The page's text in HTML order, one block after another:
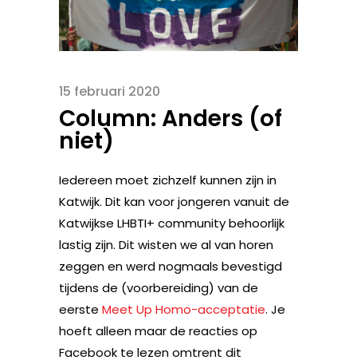
15 februari 2020
Column: Anders (of
niet)
Iedereen moet zichzelf kunnen zijn in
Katwijk. Dit kan voor jongeren vanuit de
Katwijkse LHBTI+ community behoorlijk
lastig zijn. Dit wisten we al van horen
zeggen en werd nogmaals bevestigd
tijdens de (voorbereiding) van de
eerste Meet Up Homo-acceptatie. Je
hoeft alleen maar de reacties op
Facebook te lezen omtrent dit